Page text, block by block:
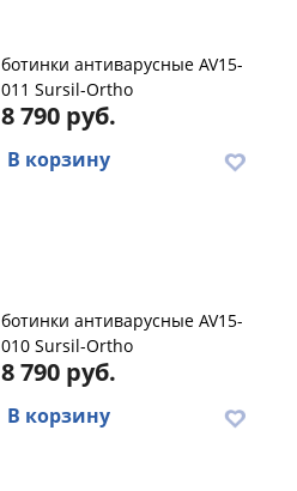
ботинки антиварусные AV15-
011 Sursil-Ortho
8 790 руб.
В корзину
ботинки антиварусные AV15-
010 Sursil-Ortho
8 790 руб.
В корзину